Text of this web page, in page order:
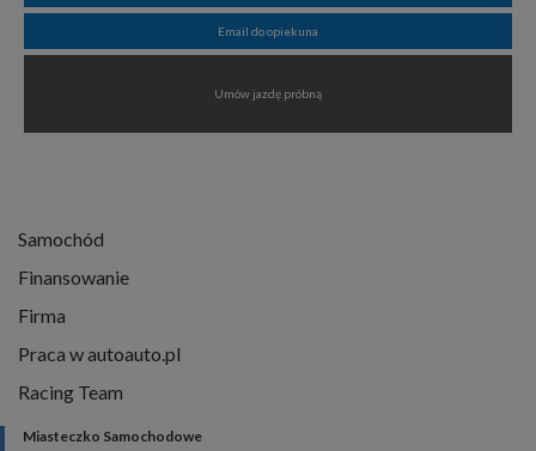
Email do opiekuna
Umów jazdę próbną
Samochód
Finansowanie
Firma
Praca w autoauto.pl
Racing Team
Miasteczko Samochodowe